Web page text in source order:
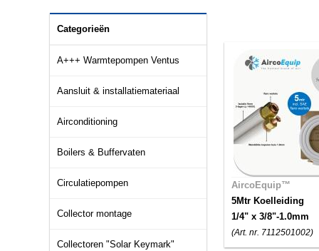
Categorieën
A+++ Warmtepompen Ventus
Aansluit & installatiemateriaal
Airconditioning
Boilers & Buffervaten
Circulatiepompen
Collector montage
Collectoren "Solar Keymark"
AircoEquip™
5Mtr Koelleiding
1/4" x 3/8"-1.0mm
(Art. nr. 7112501002)